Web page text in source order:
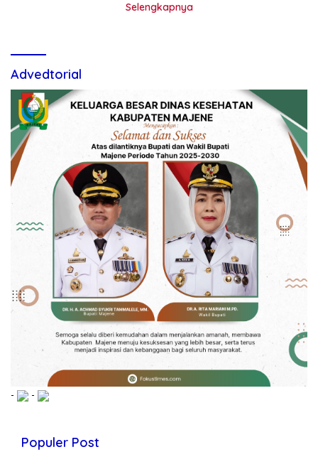
Selengkapnya
Advedtorial
- -
Populer Post